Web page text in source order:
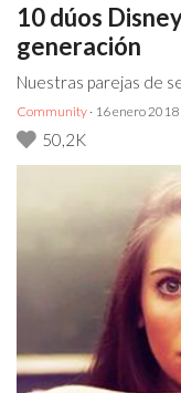
10 dúos
generación
Nuestras parejas de
Community · 16 enero 2018
50,2K